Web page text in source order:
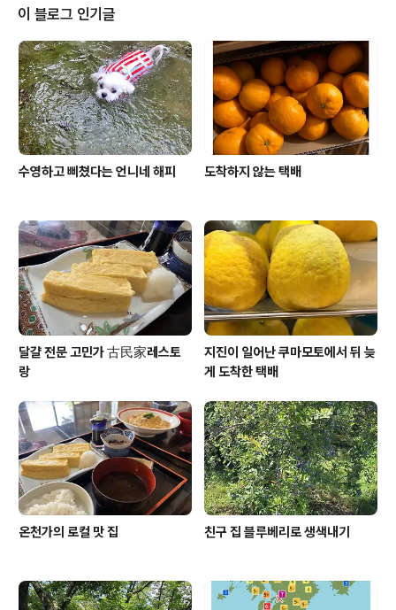
에 기대를 하지 말아야 할것 같다 게다가 시험 마지막날은
벨기에와 일본전도 있다 지금은 테니스에 푹 빠져 사는 히
로지만 유치원때부터 초등학교 졸업까지 7년간 축구 소년
이었다 초등 6학년때는 축구부 주장이었다 그런 히로가 아
무리 시험기간이라지만 월드컵을 나 몰라라 할리가 없다잔
소리 하기 시작하면 서로가 감정 상하고 그..
이 블로그 인기글
수영하고 삐쳤다는 언니네 해피 도착하지 않는 택배
달걀 전문 고민가 古民家레스토
랑
지진이 일어난 쿠마모토에서 뒤 늦
게 도착한 택배
온천가의 로컬 맛 집 친구 집 블루베리로 생색내기